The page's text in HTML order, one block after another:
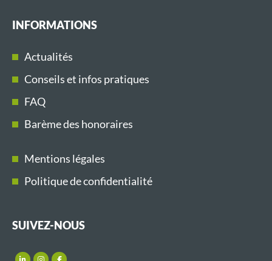
INFORMATIONS
Actualités
Conseils et infos pratiques
FAQ
Barème des honoraires
Mentions légales
Politique de confidentialité
SUIVEZ-NOUS